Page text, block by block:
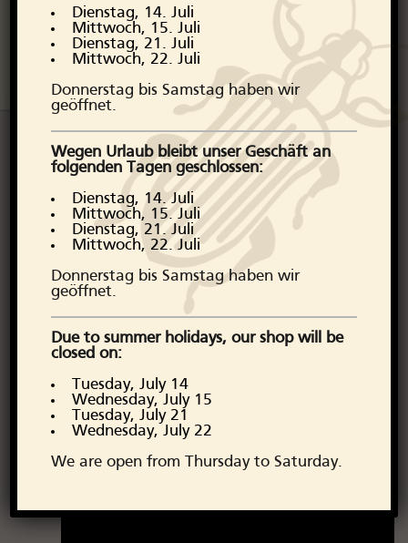
von Haarlem vorbei
Bis später, Arborator!
Wie Iron Heart
Denim herstellt
Dienstag, 14. Juli
Mittwoch, 15. Juli
Dienstag, 21. Juli
Mittwoch, 22. Juli
Donnerstag bis Samstag haben wir
geöffnet.
Wegen Urlaub bleibt unser Geschäft an
folgenden Tagen geschlossen:
Dienstag, 14. Juli
Mittwoch, 15. Juli
Dienstag, 21. Juli
Mittwoch, 22. Juli
Donnerstag bis Samstag haben wir
geöffnet.
Due to summer holidays, our shop will be
closed on:
Tuesday, July 14
Wednesday, July 15
Tuesday, July 21
Wednesday, July 22
We are open from Thursday to Saturday.